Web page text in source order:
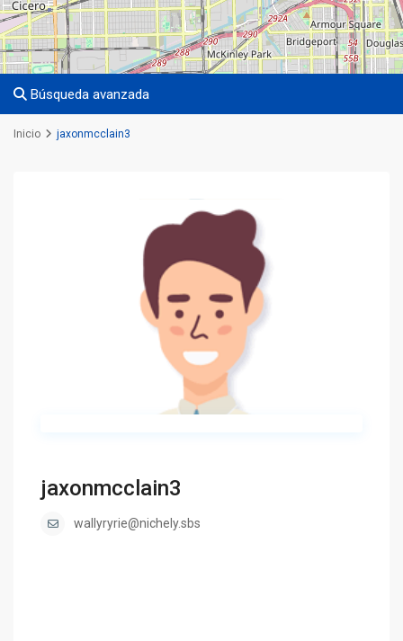
Búsqueda avanzada
Inicio jaxonmcclain3
jaxonmcclain3
wallyryrie@nichely.sbs